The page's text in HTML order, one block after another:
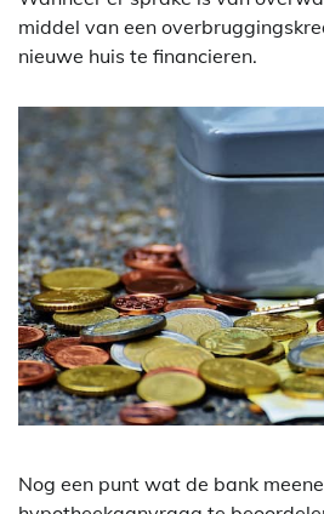
middel van een
nieuwe huis te financieren.
Nog een punt wat de bank